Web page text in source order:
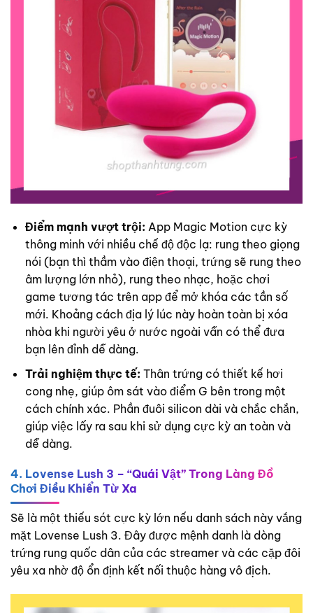
Điểm mạnh vượt trội: App Magic Motion cực kỳ
thông minh với nhiều chế độ độc lạ: rung theo giọng
nói (bạn thì thầm vào điện thoại, trứng sẽ rung theo
âm lượng lớn nhỏ), rung theo nhạc, hoặc chơi
game tương tác trên app để mở khóa các tần số
mới. Khoảng cách địa lý lúc này hoàn toàn bị xóa
nhòa khi người yêu ở nước ngoài vẫn có thể đưa
bạn lên đỉnh dễ dàng.
Trải nghiệm thực tế: Thân trứng có thiết kế hơi
cong nhẹ, giúp ôm sát vào điểm G bên trong một
cách chính xác. Phần đuôi silicon dài và chắc chắn,
giúp việc lấy ra sau khi sử dụng cực kỳ an toàn và
dễ dàng.
4. Lovense Lush 3 – “Quái Vật” Trong Làng Đồ
Chơi Điều Khiển Từ Xa
Sẽ là một thiếu sót cực kỳ lớn nếu danh sách này vắng
mặt Lovense Lush 3. Đây được mệnh danh là dòng
trứng rung quốc dân của các streamer và các cặp đôi
yêu xa nhờ độ ổn định kết nối thuộc hàng vô địch.